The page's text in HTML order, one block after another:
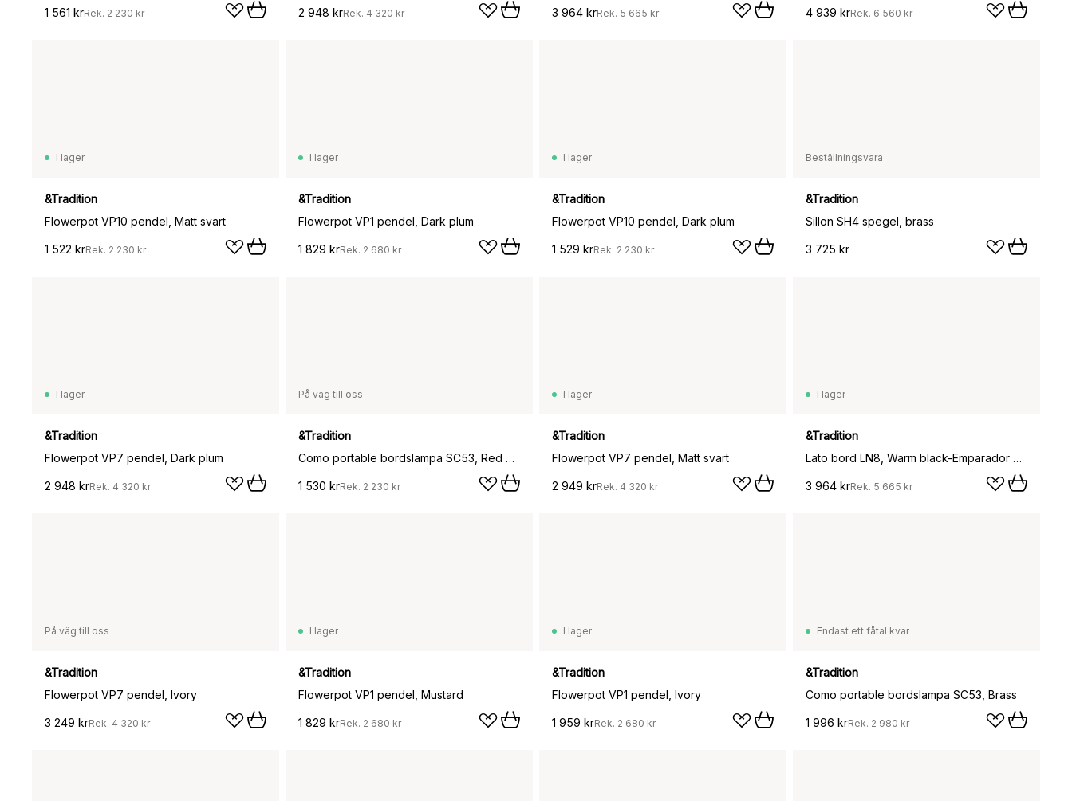
1 561 krRek. 2 230 kr 2 948 krRek. 4 320 kr 3 964 krRek. 5 665 kr 4 939 krRek. 6 560 kr
I lager
&Tradition
Flowerpot VP10 pendel, Matt svart
1 522 krRek. 2 230 kr
I lager
&Tradition
Flowerpot VP1 pendel, Dark plum
1 829 krRek. 2 680 kr
I lager
&Tradition
Flowerpot VP10 pendel, Dark plum
1 529 krRek. 2 230 kr
Beställningsvara
&Tradition
Sillon SH4 spegel, brass
3 725 kr
I lager
&Tradition
Flowerpot VP7 pendel, Dark plum
2 948 krRek. 4 320 kr
På väg till oss
&Tradition
Como portable bordslampa SC53, Red brown
1 530 krRek. 2 230 kr
I lager
&Tradition
Flowerpot VP7 pendel, Matt svart
2 949 krRek. 4 320 kr
I lager
&Tradition
Lato bord LN8, Warm black-Emparador marble
3 964 krRek. 5 665 kr
På väg till oss
&Tradition
Flowerpot VP7 pendel, Ivory
3 249 krRek. 4 320 kr
I lager
&Tradition
Flowerpot VP1 pendel, Mustard
1 829 krRek. 2 680 kr
I lager
&Tradition
Flowerpot VP1 pendel, Ivory
1 959 krRek. 2 680 kr
Endast ett fåtal kvar
&Tradition
Como portable bordslampa SC53, Brass
1 996 krRek. 2 980 kr